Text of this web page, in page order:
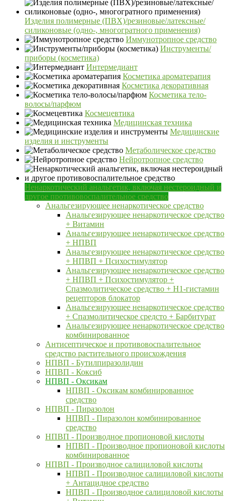
Изделия полимерные (ПВХ)/резиновые/латексные/
силиконовые (одно-, многогратного применения)
Иммунотропное средство
Инструменты/
приборы (косметика)
Интермедиант
Косметика ароматерапия
Косметика декоративная
Косметика тело-
волосы/парфюм
Космецевтика
Медицинская техника
Медицинские
изделия и инструменты
Метаболическое средство
Нейротропное средство
Ненаркотический анальгетик, включая нестероидный и
другое противовоспалительное средство
Анальгезирующее ненаркотическое средство
Анальгезирующее ненаркотическое средство
+ Витамин
Анальгезирующее ненаркотическое средство
+ НПВП
Анальгезирующее ненаркотическое средство
+ НПВП + Психостимулятор
Анальгезирующее ненаркотическое средство
+ НПВП + Психостимулятор +
Спазмолитическое средство + H1-гистамин
рецепторов блокатор
Анальгезирующее ненаркотическое средство
+ Спазмолитическое средсто + Барбитурат
Анальгезирующее ненаркотическое средство
комбинированное
Антисептическое и противовоспалительное
средство растительного происхождения
НПВП - Бутилпиразолидин
НПВП - Коксиб
НПВП - Оксикам
НПВП - Оксикам комбинированное
средство
НПВП - Пиразолон
НПВП - Пиразолон комбинированное
средство
НПВП - Производное пропионовой кислоты
НПВП - Производное пропионовой кислоты
комбинированное
НПВП - Производное салициловой кислоты
НПВП - Производное салициловой кислоты
+ Антацидное средство
НПВП - Производное салициловой кислоты